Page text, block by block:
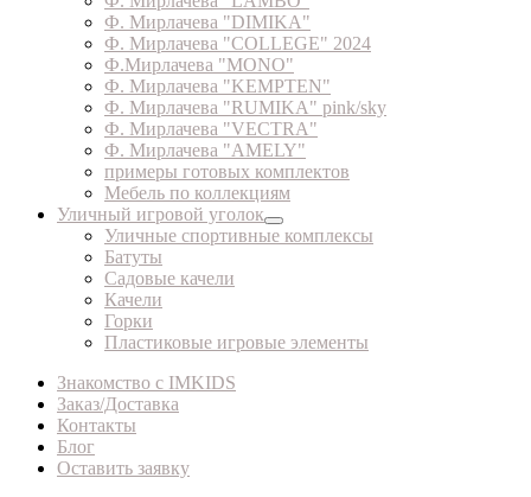
Ф. Мирлачева "DIMIKA"
Ф. Мирлачева "COLLEGE" 2024
Ф.Мирлачева "MONO"
Ф. Мирлачева "KEMPTEN"
Ф. Мирлачева "RUMIKA" pink/sky
Ф. Мирлачева "VECTRA"
Ф. Мирлачева "AMELY"
примеры готовых комплектов
Мебель по коллекциям
Уличный игровой уголок
Уличные спортивные комплексы
Батуты
Садовые качели
Качели
Горки
Пластиковые игровые элементы
Знакомство с IMKIDS
Заказ/Доставка
Контакты
Блог
Оставить заявку